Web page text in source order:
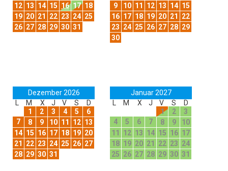
12 13 14 15 16 17 18
19 20 21 22 23 24 25
26 27 28 29 30 31
9
10 11 12 13 14 15
16 17 18 19 20 21
22
23 24 25 26 27 28 29
30
Dezember 2026
L
M X J V S
D
1
2 3 4 5
6
7
8 9 10 11 12 13
14 15 16 17 18 19 20
21
22 23 24 25 26 27
28 29 30 31
Januar 2027
L
M X J V S
D
1
2
3
4
5 6 7 8 9
10
11
12 13 14 15 16 17
18 19 20 21 22 23 24
25 26 27 28 29 30 31